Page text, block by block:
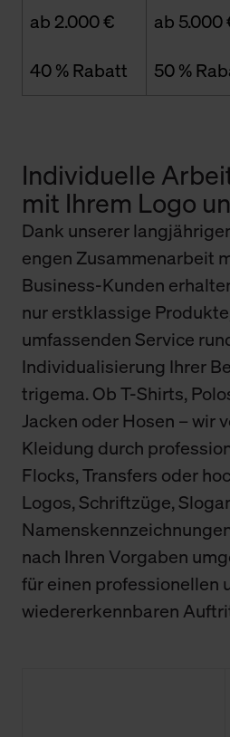
ab 2.000 €
40 % Rabatt
ab 5.000
50 %
Individuelle
mit Ihrem Logo
Dank unserer
engen Zusammenarbeit
Business-Kunden
nur erstklassige
umfassenden Service
Individualisierung Ihrer
trigema. Ob T-Shirts,
Jacken oder Hosen – wir
Kleidung durch
Flocks, Transfers oder
Logos, Schriftzüge,
nach Ihren Vorgaben
für einen professionellen
wiedererkennbaren